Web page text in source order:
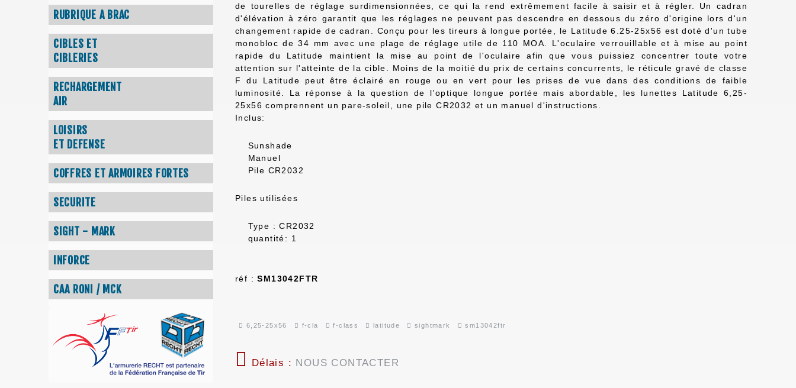
RUBRIQUE A BRAC
CIBLES ET
CIBLERIES
RECHARGEMENT
AIR
LOISIRS
ET DEFENSE
COFFRES ET ARMOIRES FORTES
SECURITE
SIGHT - MARK
INFORCE
CAA RONI / MCK
de tourelles de réglage surdimensionnées, ce qui la rend extrêmement facile à saisir et à régler. Un cadran
d'élévation à zéro garantit que les réglages ne peuvent pas descendre en dessous du zéro d'origine lors d'un
changement rapide de cadran. Conçu pour les tireurs à longue portée, le Latitude 6.25-25x56 est doté d'un tube
monobloc de 34 mm avec une plage de réglage utile de 110 MOA. L'oculaire verrouillable et à mise au point
rapide du Latitude maintient la mise au point de l'oculaire afin que vous puissiez concentrer toute votre
attention sur l'atteinte de la cible. Moins de la moitié du prix de certains concurrents, le réticule gravé de classe
F du Latitude peut être éclairé en rouge ou en vert pour les prises de vue dans des conditions de faible
luminosité. La réponse à la question de l'optique longue portée mais abordable, les lunettes Latitude 6,25-
25x56 comprennent un pare-soleil, une pile CR2032 et un manuel d'instructions.
Inclus:
Sunshade
Manuel
Pile CR2032
Piles utilisées
Type : CR2032
quantité: 1
réf :SM13042FTR
6,25-25x56 f-cla f-class latitude sightmark sm13042ftr
Délais : NOUS CONTACTER